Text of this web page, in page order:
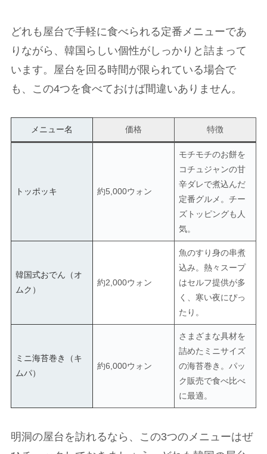
どれも屋台で手軽に食べられる定番メニューであ
りながら、韓国らしい個性がしっかりと詰まって
います。屋台を回る時間が限られている場合で
も、この4つを食べておけば間違いありません。
メニュー名 価格 特徴
トッポッキ 約5,000ウォン
モチモチのお餅を
コチュジャンの甘
辛ダレで煮込んだ
定番グルメ。チー
ズトッピングも人
気。
韓国式おでん（オ
ムク）
約2,000ウォン
魚のすり身の串煮
込み。熱々スープ
はセルフ提供が多
く、寒い夜にぴっ
たり。
ミニ海苔巻き（キ
ムパ）
約6,000ウォン
さまざまな具材を
詰めたミニサイズ
の海苔巻き。パッ
ク販売で食べ比べ
に最適。
明洞の屋台を訪れるなら、この3つのメニューはぜ